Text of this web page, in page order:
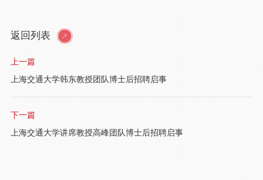
返回列表
上一篇
上海交通大学韩东教授团队博士后招聘启事
下一篇
上海交通大学讲席教授高峰团队博士后招聘启事